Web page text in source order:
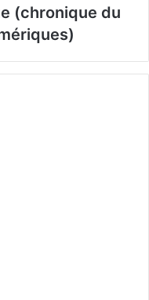
(chronique du